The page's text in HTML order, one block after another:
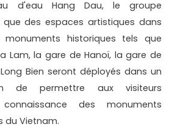
d'eau Hang Dau, le groupe
des espaces artistiques dans
historiques tels que
Lam, la gare de Hanoï, la gare de
Bien seront déployés dans un
de permettre aux visiteurs
des monuments
du Vietnam.